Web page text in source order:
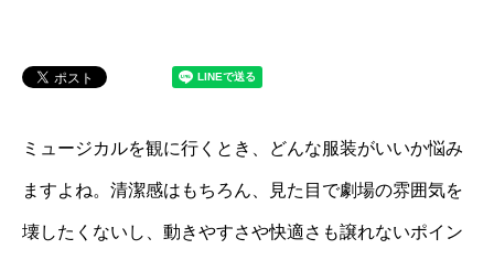
ミュージカルを観に行くとき、どんな服装がいいか悩み
ますよね。清潔感はもちろん、見た目で劇場の雰囲気を
壊したくないし、動きやすさや快適さも譲れないポイン